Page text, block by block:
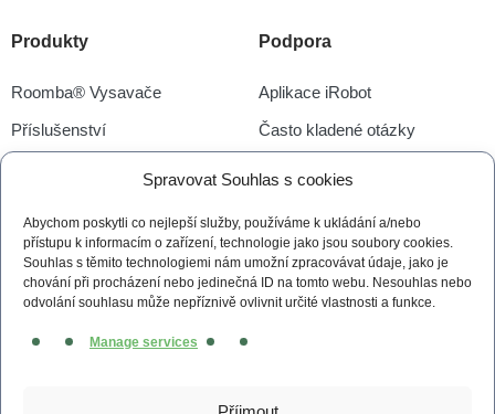
Spravovat Souhlas s cookies
Abychom poskytli co nejlepší služby, používáme k ukládání a/nebo
přístupu k informacím o zařízení, technologie jako jsou soubory cookies.
Souhlas s těmito technologiemi nám umožní zpracovávat údaje, jako je
chování při procházení nebo jedinečná ID na tomto webu. Nesouhlas nebo
odvolání souhlasu může nepříznivě ovlivnit určité vlastnosti a funkce.
Manage services
Produkty
Roomba® Vysavače
Příslušenství
Podpora
Aplikace iRobot
Často kladené otázky
iRobot.cz Social